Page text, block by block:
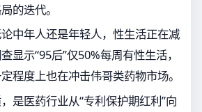
的迭代。
中年人还是年轻人，性生活正在减
显示“95后”仅50%每周有性生活，
程度上也在冲击伟哥类药物市场。
是医药行业从“专利保护期红利”向